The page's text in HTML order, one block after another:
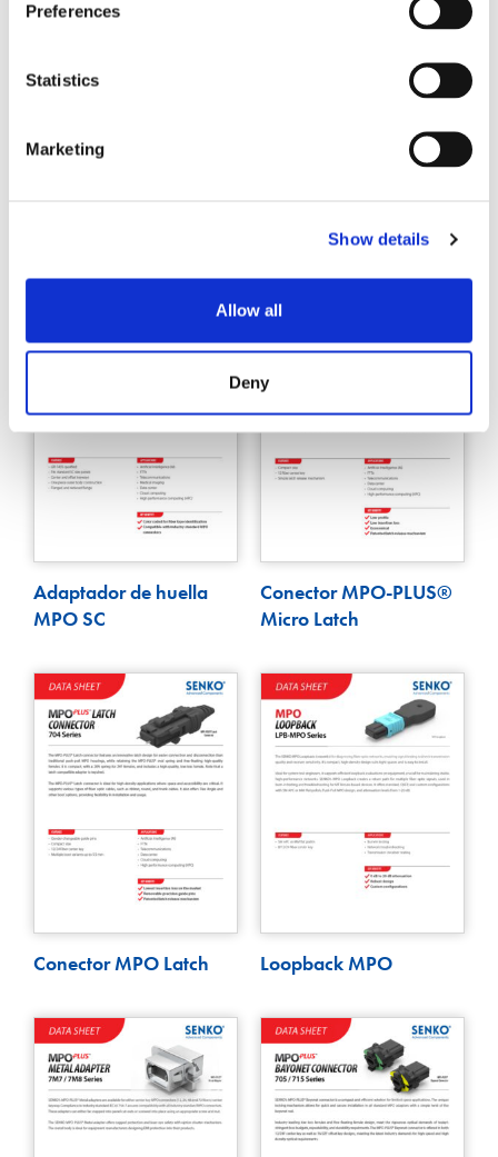
Preferences
Statistics
Marketing
Show details
Allow all
Deny
Adaptador de huella
MPO SC
Conector MPO-PLUS®
Micro Latch
Conector MPO Latch Loopback MPO